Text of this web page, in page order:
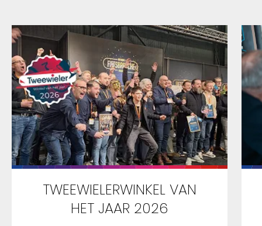
TWEEWIELERWINKEL VAN
HET JAAR 2026